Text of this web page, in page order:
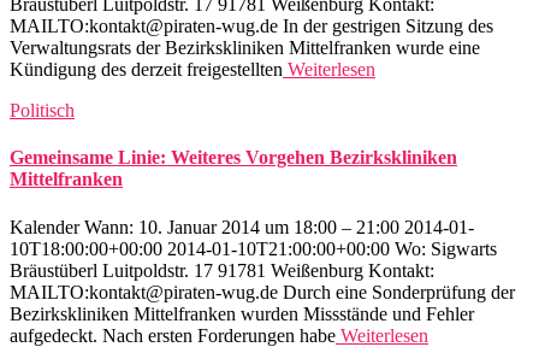
Bräustüberl Luitpoldstr. 17 91781 Weißenburg Kontakt:
MAILTO:kontakt@piraten-wug.de In der gestrigen Sitzung des
Verwaltungsrats der Bezirkskliniken Mittelfranken wurde eine
Kündigung des derzeit freigestellten Weiterlesen
Politisch
Gemeinsame Linie: Weiteres Vorgehen Bezirkskliniken
Mittelfranken
Kalender Wann: 10. Januar 2014 um 18:00 – 21:00 2014-01-
10T18:00:00+00:00 2014-01-10T21:00:00+00:00 Wo: Sigwarts
Bräustüberl Luitpoldstr. 17 91781 Weißenburg Kontakt:
MAILTO:kontakt@piraten-wug.de Durch eine Sonderprüfung der
Bezirkskliniken Mittelfranken wurden Missstände und Fehler
aufgedeckt. Nach ersten Forderungen habe Weiterlesen